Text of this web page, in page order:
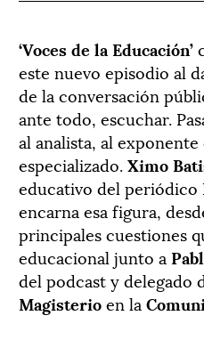
‘Voces de la Educación’
este nuevo episodio al
de la conversación
ante todo, escuchar.
al analista, al
especializado.Ximo
educativo del periódico
encarna esa figura,
principales cuestiones
educacional junto a
del podcast y delegado
Magisterioen la